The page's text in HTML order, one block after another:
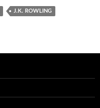
J.K. ROWLING